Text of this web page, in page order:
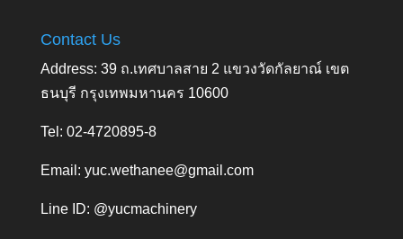
Contact Us
Address: 39 ถ.เทศบาลสาย 2 แขวงวัดกัลยาณ์ เขต
ธนบุรี กรุงเทพมหานคร 10600
Tel: 02-4720895-8
Email: yuc.wethanee@gmail.com
Line ID: @yucmachinery